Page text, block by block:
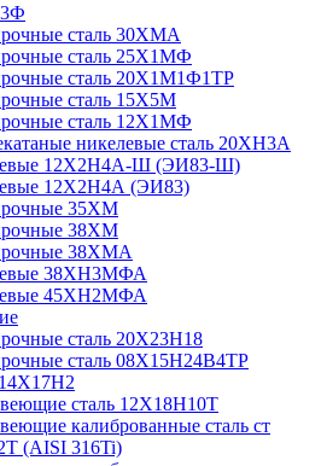
сталь 30ХМА
сталь 25Х1МФ
сталь 20Х1М1Ф1ТР
сталь 15Х5М
сталь 12Х1МФ
никелевые сталь 20ХН3А
12Х2Н4А-Ш (ЭИ83-Ш)
12Х2Н4А (ЭИ83)
35ХМ
38ХМ
38ХМА
38XH3MФА
45ХН2МФА
сталь 20Х23Н18
сталь 08Х15Н24В4ТР
сталь 12Х18Н10Т
калиброванные сталь ст
(AISI 316Ti)